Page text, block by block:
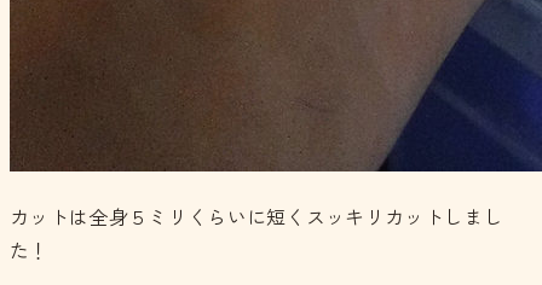
カットは全身５ミリくらいに短くスッキリカットしまし
た！